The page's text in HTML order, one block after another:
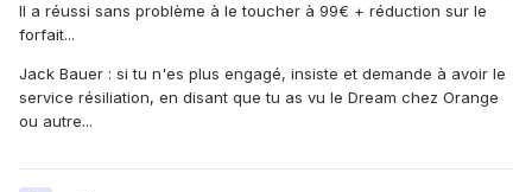
Il a réussi sans problème à le toucher à 99€ + réduction sur le
forfait...
Jack Bauer : si tu n'es plus engagé, insiste et demande à avoir le
service résiliation, en disant que tu as vu le Dream chez Orange
ou autre...